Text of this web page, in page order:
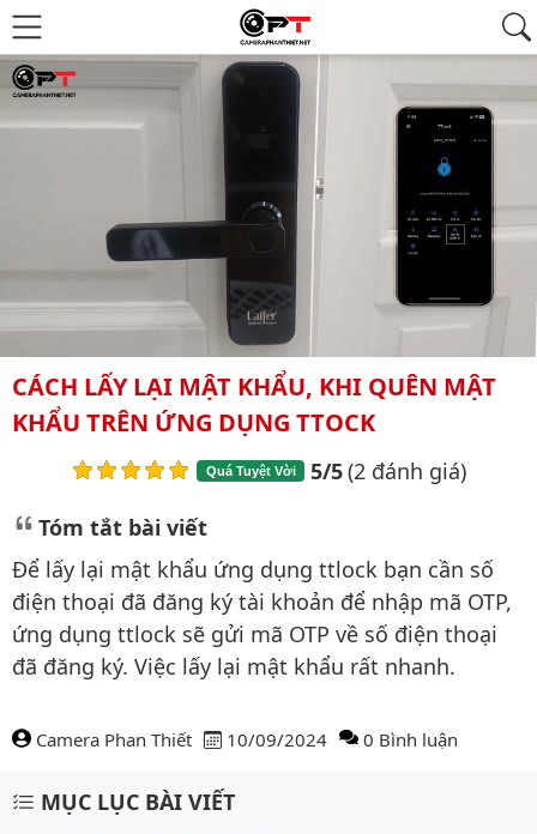
CÁCH LẤY LẠI MẬT KHẨU, KHI QUÊN MẬT
KHẨU TRÊN ỨNG DỤNG TTOCK
Quá Tuyệt Vời 5/5(2 đánh giá)
Tóm tắt bài viết
Để lấy lại mật khẩu ứng dụng ttlock bạn cần số
điện thoại đã đăng ký tài khoản để nhập mã OTP,
ứng dụng ttlock sẽ gửi mã OTP về số điện thoại
đã đăng ký. Việc lấy lại mật khẩu rất nhanh.
Camera Phan Thiết 10/09/2024 0 Bình luận
Nội dung bài viết
MỤC LỤC BÀI VIẾT